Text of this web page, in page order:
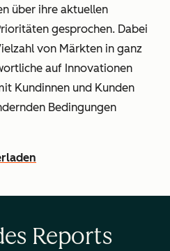
über ihre aktuellen
gesprochen. Dabei
von Märkten in ganz
auf Innovationen
Kundinnen und Kunden
Bedingungen
Reports